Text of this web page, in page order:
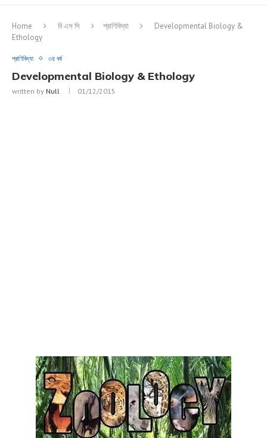
Home বি এস সি প্রাণিবিদ্যা
Developmental Biology &
Ethology
প্রাণিবিদ্যা ৩য় বর্ষ
Developmental Biology & Ethology
written by Null 01/12/2015